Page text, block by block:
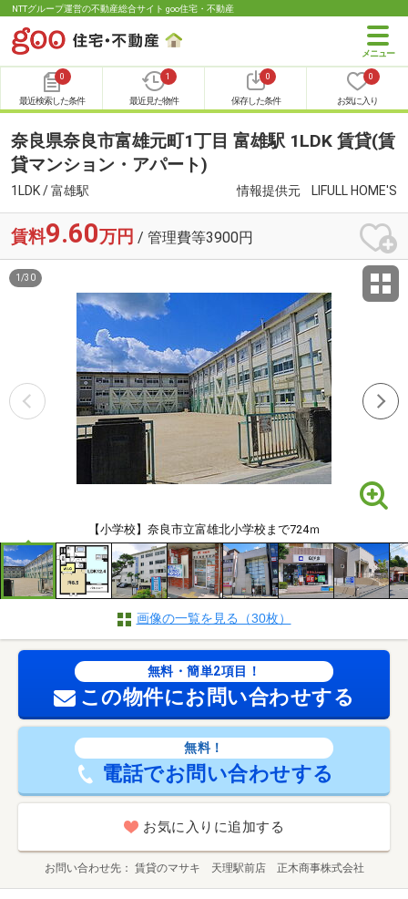
NTTグループ運営の不動産総合サイト goo住宅・不動産
0
最近検索した条件
1
最近見た物件
0
保存した条件
0
お気に入り
奈良県奈良市富雄元町1丁目 富雄駅 1LDK 賃貸(賃
貸マンション・アパート)
1LDK / 富雄駅 情報提供元 LIFULL HOME'S
賃料9.60万円 / 管理費等3900円
【小学校】奈良市立富雄北小学校まで724ｍ
1 /30
画像の一覧を見る（30枚）
無料・簡単2項目！
この物件にお問い合わせする
無料！
電話でお問い合わせする
お気に入りに追加する
お問い合わせ先 賃貸のマサキ 天理駅前店 正木商事株式会社